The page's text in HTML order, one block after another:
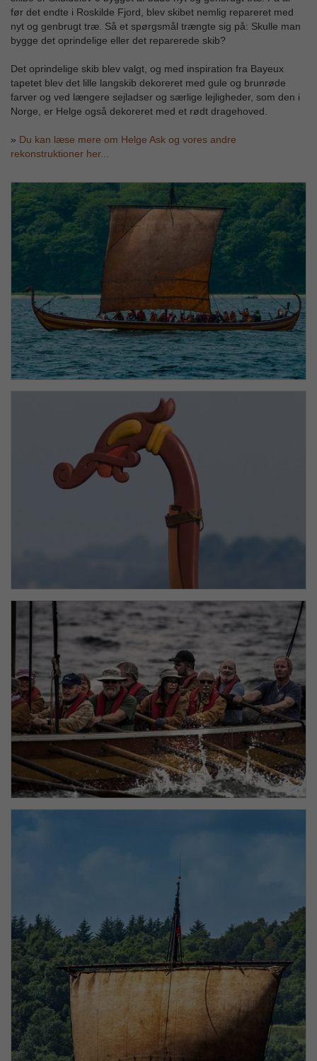
før det endte i Roskilde Fjord, blev skibet nemlig repareret med
nyt og genbrugt træ. Så et spørgsmål trængte sig på: Skulle man
bygge det oprindelige eller det reparerede skib?
Det oprindelige skib blev valgt, og med inspiration fra Bayeux
tapetet blev det lille langskib dekoreret med gule og brunrøde
farver og ved længere sejladser og særlige lejligheder, som den i
Norge, er Helge også dekoreret med et rødt dragehoved.
» Du kan læse mere om Helge Ask og vores andre
rekonstruktioner her...